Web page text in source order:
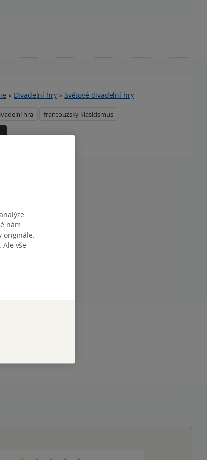
» Divadelní hry » Světové divadelní hry
hra francouzský klasicismus
nám
originále.
vše